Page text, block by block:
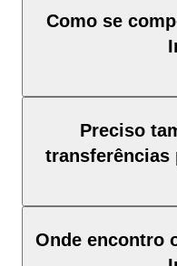
Como se
composto por três
Código de país
Preciso
transferências
Onde encontro